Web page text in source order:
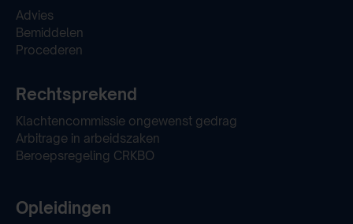
Advies
Bemiddelen
Procederen
Rechtsprekend
Klachtencommissie ongewenst gedrag
Arbitrage in arbeidszaken
Beroepsregeling CRKBO
Opleidingen